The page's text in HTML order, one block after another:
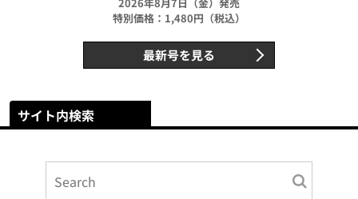
特別価格：1,480円（税込）
最新号を見る
サイト内検索